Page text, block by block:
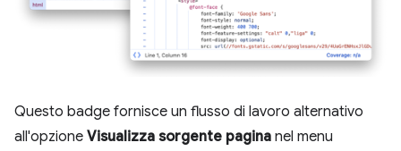
Questo badge fornisce un flusso di lavoro alternativo
all'opzione Visualizza sorgente pagina nel menu